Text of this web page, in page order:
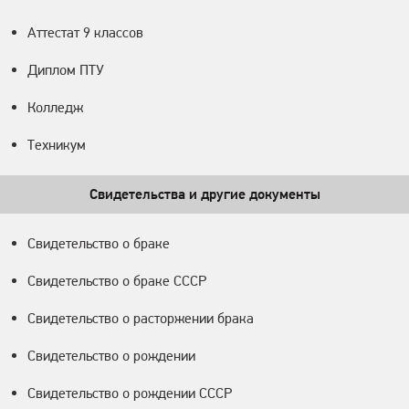
Аттестат 9 классов
Диплом ПТУ
Колледж
Техникум
Свидетельства и другие документы
Свидетельство о браке
Свидетельство о браке СССР
Свидетельство о расторжении брака
Свидетельство о рождении
Свидетельство о рождении СССР